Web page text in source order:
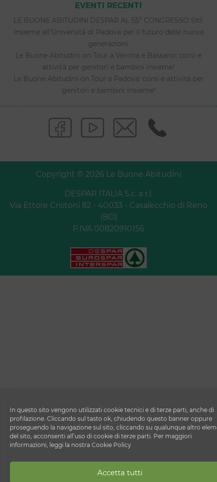
In questo sito vengono utilizzati cookie tecnici e di terze parti, anche di
profilazione. Cliccando sul tasto ok, chiudendo questo banner oppure
proseguendo la navigazione sul sito, cliccando su qualunque altro
del sito, acconsenti all’uso di cookie di terze parti. Per maggiori
informazioni, leggi la nostra Cookie Policy
Accetta tutti
EVENTI RECENTI
LE BUONE ABITUDINI DESPAR AL 55° CONGRESSO SItI:
Insieme all’Università di Padova per il futuro delle nuove
generazioni.
Le Buone Abitudini on Tour a Verona e Bassano: corsi e
attività per genitori e bambini insieme!
Le Buone Abitudini on Tour a Padova: corsi e attività per
genitori e bambini insieme!
Copyright © 2026 Le Buone Abitudini
DESPAR ITALIA S.c. a r.l.
Via Ettore Cristoni 82 - 40033 - Casalecchio di Reno
(BO)
P.IVA 00820910156